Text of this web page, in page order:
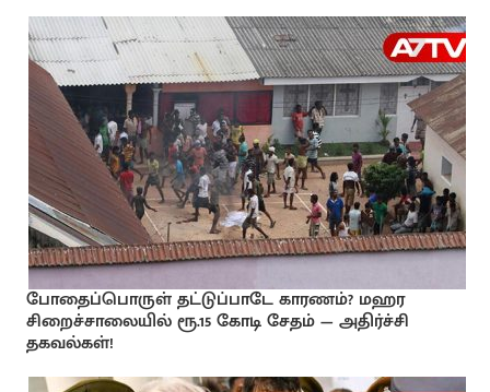
போதைப்பொருள் தட்டுப்பாடே காரணம்? மஹர
சிறைச்சாலையில் ரூ.15 கோடி சேதம் — அதிர்ச்சி
தகவல்கள்!